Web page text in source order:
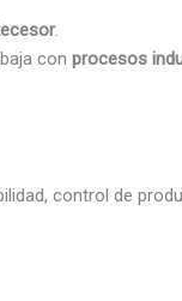
.
con procesos
control de